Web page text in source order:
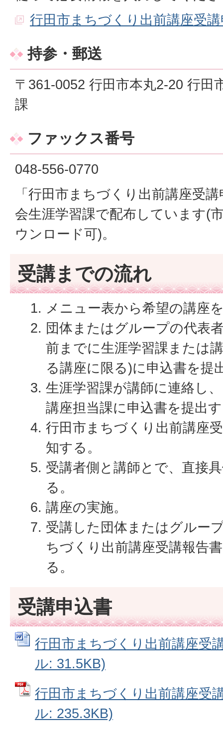
行田市まちづくり出前講座受
持参・郵送
〒361-0052 行田市本丸2-20 行田
課
ファックス番号
048-556-0770
「行田市まちづくり出前講座受
会生涯学習課で配布しています(
ウンロード可)。
受講までの流れ
メニュー表から希望の講座
団体またはグループの代表
前までに生涯学習課または
る講座に限る)に申込書を提
生涯学習課が講師に連絡し
講座担当課に申込書を提出
行田市まちづくり出前講座
知する。
受講者側と講師とで、直接
る。
講座の実施。
受講した団体またはグルー
ちづくり出前講座受講報告
る。
受講申込書
行田市まちづくり出前講座受
ル: 31.5KB)
行田市まちづくり出前講座受
ル: 235.3KB)